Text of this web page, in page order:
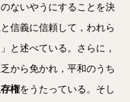
ないやうにすることを決
信義に信頼して，われら
と述べている。さらに，
から免かれ，平和のうち
権をうたっている。そし